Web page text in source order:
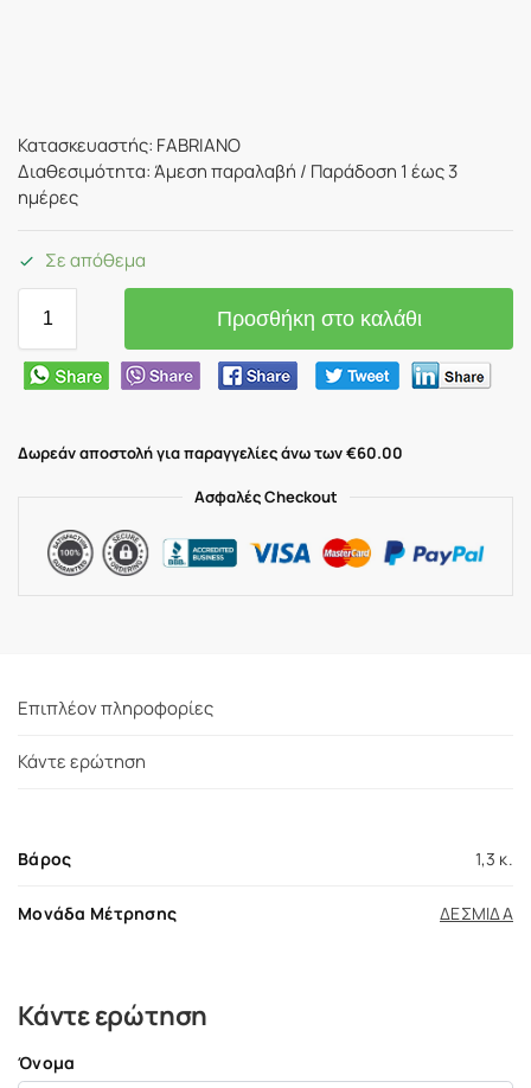
Κατασκευαστής: FABRIANO
Διαθεσιμότητα: Άμεση παραλαβή / Παράδoση 1 έως 3
ημέρες
Σε απόθεμα
Προσθήκη στο καλάθι
Δωρεάν αποστολή για παραγγελίες άνω των €60.00
Ασφαλές Checkout
Επιπλέον πληροφορίες
Κάντε ερώτηση
Βάρος 1,3 κ.
Μονάδα Μέτρησης ΔΕΣΜΙΔΑ
Κάντε ερώτηση
Όνομα